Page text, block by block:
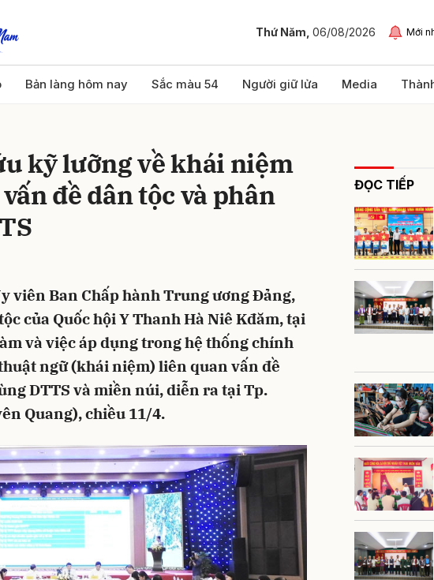
Thứ Năm, 06/08/2026 Mới
Bản làng hôm nay Sắc màu 54 Người giữ lửa Media
kỹ lưỡng về khái niệm
đề dân tộc và phân
viên Ban Chấp hành Trung ương Đảng,
của Quốc hội Y Thanh Hà Niê Kđăm, tại
và việc áp dụng trong hệ thống chính
ngữ (khái niệm) liên quan vấn đề
DTTS và miền núi, diễn ra tại Tp.
Quang), chiều 11/4.
ĐỌC TIẾP
bình luận
Gửi